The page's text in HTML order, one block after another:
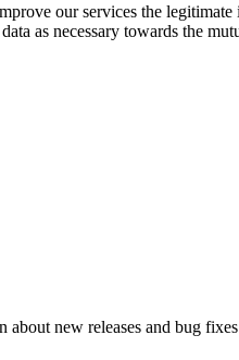
our services the
as necessary towards the
new releases and bug